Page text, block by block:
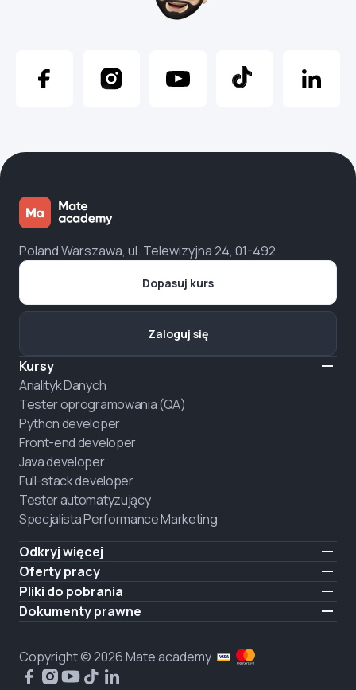
Poland Warszawa, ul. Telewizyjna 24, 01-492
Kursy
Analityk Danych
Tester oprogramowania (QA)
Python developer
Front-end developer
Java developer
Full-stack developer
Tester automatyzujący
Specjalista Performance Marketing
Odkryj więcej
Formaty nauczania
O nas
Ogłoszenie
Oferty pracy
Zatrudnij absolwenta
Pliki do pobrania
iOS
Dokumenty prawne
Polityka prywatności
Polityka plików cookies
Dopasuj kurs
Zaloguj się
Copyright © 2026 Mate academy